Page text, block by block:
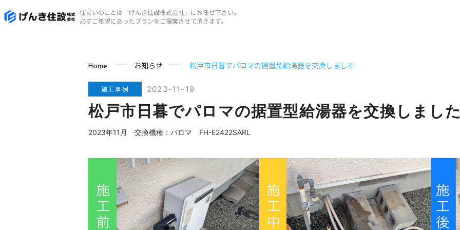
住まいのことは「げんき住設株式会社」にお任せ下さい。
必ずご希望にあったプランをご提案させて頂きます。
Home お知らせ 松戸市日暮でパロマの据置型給湯器を交換しました
施工事例 2023-11-19
松戸市日暮でパロマの据置型給湯器を交換しまし
2023年11月 交換機種：パロマ FH-E2422SARL